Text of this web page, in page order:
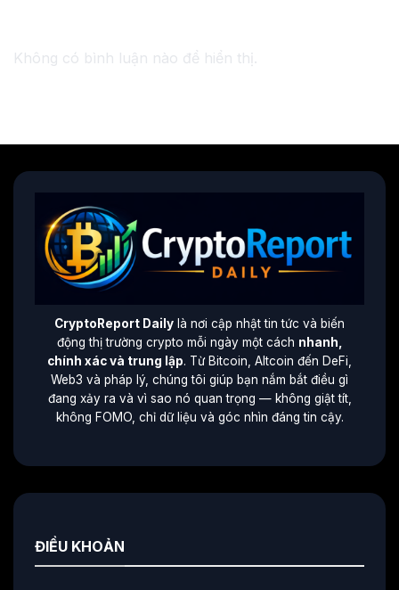
Không có bình luận nào để hiển thị.
CryptoReport Daily là nơi cập nhật tin tức và biến
động thị trường crypto mỗi ngày một cách nhanh,
chính xác và trung lập. Từ Bitcoin, Altcoin đến DeFi,
Web3 và pháp lý, chúng tôi giúp bạn nắm bắt điều gì
đang xảy ra và vì sao nó quan trọng — không giật tít,
không FOMO, chỉ dữ liệu và góc nhìn đáng tin cậy.
ĐIỀU KHOẢN